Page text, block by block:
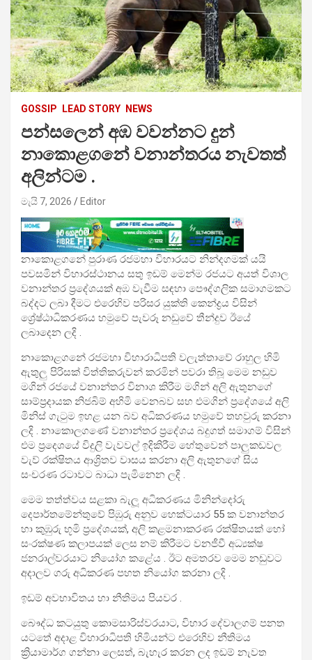
GOSSIP LEAD STORY NEWS
පන්සලෙන් අඹ වවන්නට දුන්
නාකොළගනේ වනාන්තරය නැවතත්
අලින්ටම .
මැයි 7, 2026 Editor
නාකොළගනේ පුරාණ රජමහා විහාරයට නින්දගමක් යයි
පවසමින් විහාරස්ථානය සතු ඉඩම් මෙන්ම රජයට අයත් විශාල
වනාන්තර ප්‍රදේශයක් අඹ වැවීම සඳහා පෞද්ගලික සමාගමකට
බද්දට ලබා දීමට එරෙහිව පරිසර යුක්ති කෙන්ද්‍රය විසින්
ශ්‍රේෂ්ඨාධිකරණය හමුවේ පැවරූ නඩුවේ තීන්දුව ඊයේ
ලබාදෙන ලදි .
නාකොළගනේ රජමහා විහාරාධිපති වලැත්තාවේ රාහුල හිමි
ඇතුලු පිරිසක් විත්තිකරුවන් කරමින් පවරා තිබූ මෙම නඩුව
මගින් රජයේ වනාන්තර විනාශ කිරීම මගින් අලි ඇතුනගේ
සාම්ප්‍රදායක නිජබිම් අහිමි වෙනබව සහ එමගින් ප්‍රදේශයේ අලි
මිනිස් ගැටුම ඉහළ යන බව අධිකරණය හමුවේ තහවුරු කරනා
ලදි . නාකොලගණේ වනාන්තර ප්‍රදේශය බදුගත් සමාගම් විසින්
එම ප්‍රදෙශයේ විදුලි වැවවල් ඉදිකිරීම හේතුවෙන් පාලුකඩවල
වැව් රක්ෂිතය ආශ්‍රිතව වාසය කරනා අලි ඇතුනගේ සිය
සංචරණ රටාවට බාධා පැමිනෙන ලදි .
මෙම තත්ත්වය සළකා බැලූ අධිකරණය මිනින්දෝරු
දෙපාර්තමේන්තුවේ පිඹුරු අනුව හෙක්ටයාර 55 ක වනාන්තර
හා කුඹුරු භූමි ප්‍රදේශයක්, අලි කළමනාකරණ රක්ෂිතයක් හෝ
සංරක්ෂණ කලාපයක් ලෙස නම් කිරීමට වනජීවී අධ්‍යක්ෂ
ජනරාල්වරයාට නියෝග කළේය . ඊට අමතරව මෙම නඩුවට
අදාලව ගරු අධිකරණ පහත නියෝග කරනා ලදි .
ඉඩම් අවභාවිතය හා නීතිමය පියවර .
බෞද්ධ කටයුතු කොමසාරිස්වරයාට, විහාර දේවාලගම් පනත
යටතේ අදාළ විහාරාධිපති හිමියන්ට එරෙහිව නීතිමය
ක්‍රියාමාර්ග ගන්නා ලෙසත්, බැහැර කරන ලද ඉඩම් නැවත